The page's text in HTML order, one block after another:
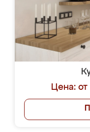
Цена: